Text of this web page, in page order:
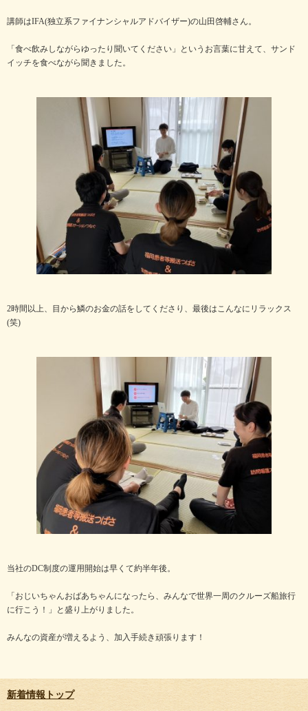
講師はIFA(独立系ファイナンシャルアドバイザー)の山田啓輔さん。
「食べ飲みしながらゆったり聞いてください」というお言葉に甘えて、サンド
イッチを食べながら聞きました。
2時間以上、目から鱗のお金の話をしてくださり、最後はこんなにリラックス
(笑)
当社のDC制度の運用開始は早くて約半年後。
「おじいちゃんおばあちゃんになったら、みんなで世界一周のクルーズ船旅行
に行こう！」と盛り上がりました。
みんなの資産が増えるよう、加入手続き頑張ります！
新着情報トップ